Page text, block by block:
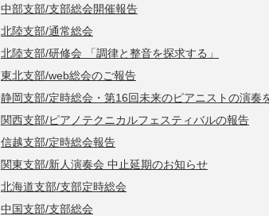
中部支部/支部総会開催報告
北陸支部/通常総会
北陸支部/研修会 「調律と整音を探求する」
東北支部/web総会のご報告
静岡支部/定時総会・第16回未来のピアニストの演奏
関西支部/ピアノテクニカルフェスティバルの報告
信越支部/定時総会報告
関東支部/新人演奏会 中止延期のお知らせ
北海道支部/支部定時総会
中国支部/支部総会